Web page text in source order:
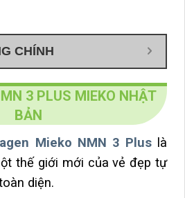
CHÍNH
3 PLUS MIEKO NHẬT
BẢN
Mieko NMN 3 Plus
là
thế giới mới của vẻ đẹp tự
diện.